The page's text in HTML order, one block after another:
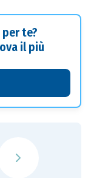
te?
il più